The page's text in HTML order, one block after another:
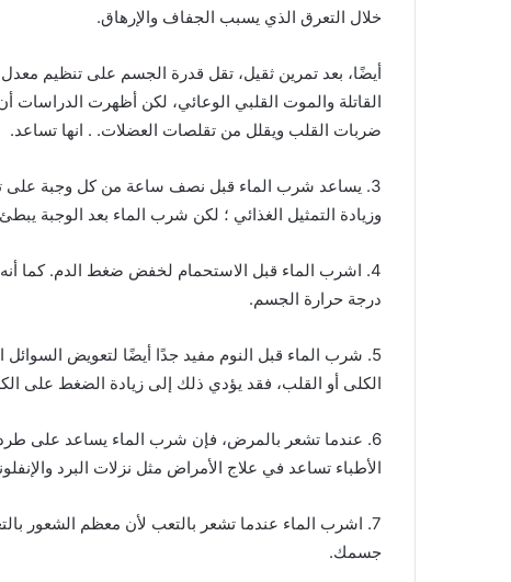
خلال التعرق الذي يسبب الجفاف والإرهاق.
أيضًا، بعد تمرين ثقيل، تقل قدرة الجسم على تنظيم
القاتلة والموت القلبي الوعائي، لكن أظهرت الدراسات
ضربات القلب ويقلل من تقلصات العضلات. . انها تساعد.
3. يساعد شرب الماء قبل نصف ساعة من كل وجبة على
وزيادة التمثيل الغذائي ؛ لكن شرب الماء بعد الوجبة
4. اشرب الماء قبل الاستحمام لخفض ضغط الدم.
درجة حرارة الجسم.
5. شرب الماء قبل النوم مفيد جدًا أيضًا لتعويض
الكلى أو القلب، فقد يؤدي ذلك إلى زيادة الضغط على
6. عندما تشعر بالمرض، فإن شرب الماء يساعد على
الأطباء تساعد في علاج الأمراض مثل نزلات البرد
7. اشرب الماء عندما تشعر بالتعب لأن معظم الشعور
جسمك.